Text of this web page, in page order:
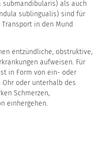
als auch
sublingualis) sind für
in den Mund
entzündliche, obstruktive,
aufweisen. Für
in Form von ein- oder
oder unterhalb des
Schmerzen,
einhergehen.